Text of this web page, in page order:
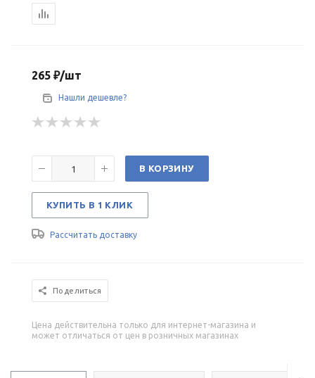
265 ₽/шт
Нашли дешевле?
В КОРЗИНУ
КУПИТЬ В 1 КЛИК
Рассчитать доставку
Поделиться
Цена действительна только для интернет-магазина и
может отличаться от цен в розничных магазинах